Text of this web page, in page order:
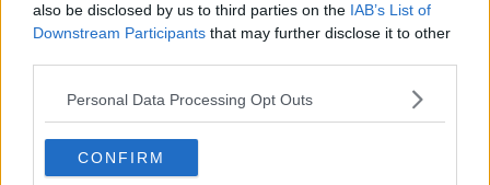
also be disclosed by us to third parties on the IAB’s List of
Downstream Participants that may further disclose it to other
Personal Data Processing Opt Outs
CONFIRM
Lite serier att läsa vid höst:Vampirella(även Master Series i
guess),Tales from the Cryptmm.
Uti vår Hage, Monty, Gustaf (tidiga), Kalle &